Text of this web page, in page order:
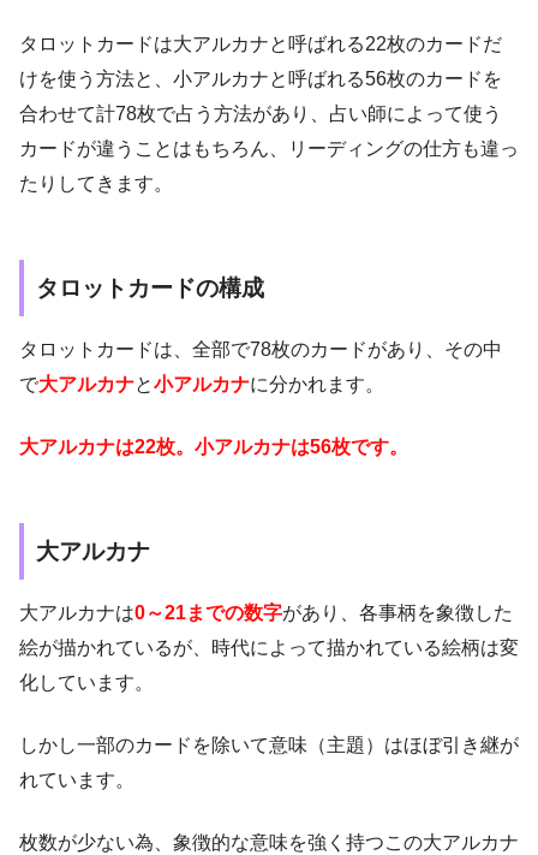
タロットカードは大アルカナと呼ばれる22枚のカードだ
けを使う方法と、小アルカナと呼ばれる56枚のカードを
合わせて計78枚で占う方法があり、 占い師によって使う
カードが違うことはもちろん、リーディングの仕方も違っ
たりしてきます。
タロットカードの構成
タロットカードは、全部で78枚のカードがあり、その中
で大アルカナと小アルカナに分かれます。
大アルカナは22枚。 小アルカナは56枚です。
大アルカナ
大アルカナは0～21までの数字があり、各事柄を象徴した
絵が描かれているが、時代によって描かれている絵柄は変
化しています。
しかし一部のカードを除いて意味（主題）はほぼ引き継が
れています。
枚数が少ない為、象徴的な意味を強く持つこの大アルカナ